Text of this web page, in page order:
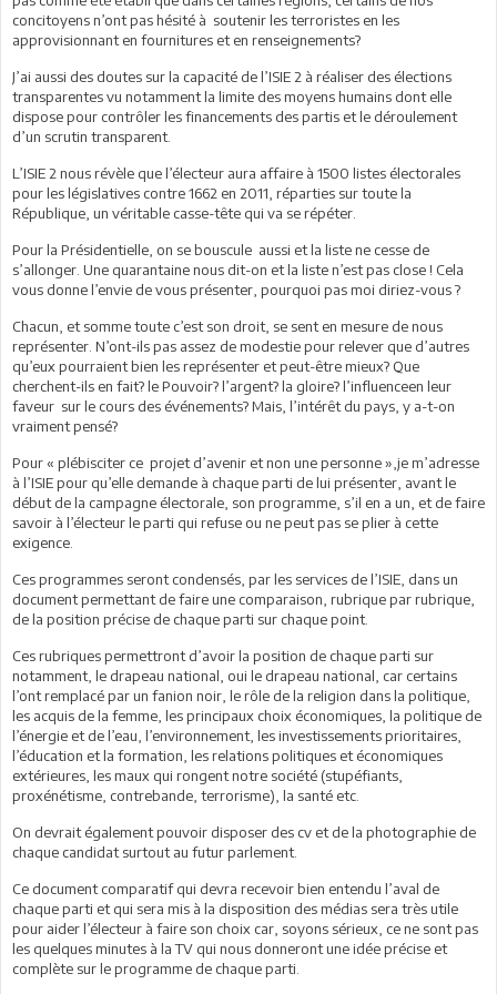
concitoyens n’ont pas hésité à soutenir les terroristes en les
approvisionnant en fournitures et en renseignements?
J’ai aussi des doutes sur la capacité de l’ISIE 2 à réaliser des élections
transparentes vu notamment la limite des moyens humains dont elle
dispose pour contrôler les financements des partis et le déroulement
d’un scrutin transparent.
L’ISIE 2 nous révèle que l’électeur aura affaire à 1500 listes électorales
pour les législatives contre 1662 en 2011, réparties sur toute la
République, un véritable casse-tête qui va se répéter.
Pour la Présidentielle, on se bouscule aussi et la liste ne cesse de
s’allonger. Une quarantaine nous dit-on et la liste n’est pas close ! Cela
vous donne l’envie de vous présenter, pourquoi pas moi diriez-vous ?
Chacun, et somme toute c’est son droit, se sent en mesure de nous
représenter. N’ont-ils pas assez de modestie pour relever que d’autres
qu’eux pourraient bien les représenter et peut-être mieux? Que
cherchent-ils en fait? le Pouvoir? l’argent? la gloire? l’influenceen leur
faveur sur le cours des événements? Mais, l’intérêt du pays, y a-t-on
vraiment pensé?
Pour « plébisciter ce projet d’avenir et non une personne »,je m’adresse
à l’ISIE pour qu’elle demande à chaque parti de lui présenter, avant le
début de la campagne électorale, son programme, s’il en a un, et de faire
savoir à l’électeur le parti qui refuse ou ne peut pas se plier à cette
exigence.
Ces programmes seront condensés, par les services de l’ISIE, dans un
document permettant de faire une comparaison, rubrique par rubrique,
de la position précise de chaque parti sur chaque point.
Ces rubriques permettront d’avoir la position de chaque parti sur
notamment, le drapeau national, oui le drapeau national, car certains
l’ont remplacé par un fanion noir, le rôle de la religion dans la politique,
les acquis de la femme, les principaux choix économiques, la politique de
l’énergie et de l’eau, l’environnement, les investissements prioritaires,
l’éducation et la formation, les relations politiques et économiques
extérieures, les maux qui rongent notre société (stupéfiants,
proxénétisme, contrebande, terrorisme), la santé etc.
On devrait également pouvoir disposer des cv et de la photographie de
chaque candidat surtout au futur parlement.
Ce document comparatif qui devra recevoir bien entendu l’aval de
chaque parti et qui sera mis à la disposition des médias sera très utile
pour aider l’électeur à faire son choix car, soyons sérieux, ce ne sont pas
les quelques minutes à la TV qui nous donneront une idée précise et
complète sur le programme de chaque parti.